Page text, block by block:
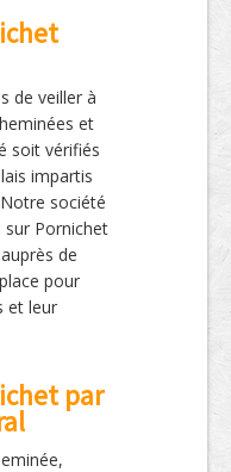
de veiller à
et
soit vérifiés
impartis
société
Pornichet
de
pour
et leur
par